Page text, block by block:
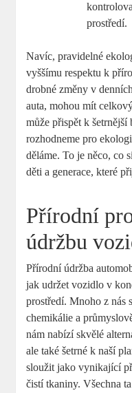
prostředí.
Navíc, pravidelné
vyššímu respektu k
drobné změny v
auta, mohou mít
může přispět k šetrnější
rozhodneme pro
děláme. To je něco, co
děti a generace, které
Přírodní
údržbu
Přírodní údržba
jak udržet vozidlo v
prostředí. Mnoho z nás
chemikálie a
nám nabízí skvělé
ale také šetrné k naší
sloužit jako vynikající
čistí tkaniny. Všechna